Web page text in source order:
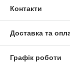
Контакти
Доставка та
Графік роботи